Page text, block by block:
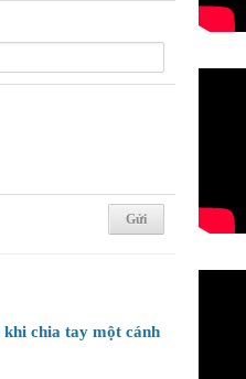
chia tay một cánh